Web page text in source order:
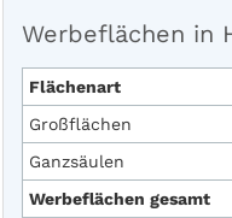
Werbeflächen in
Flächenart
Großflächen
Ganzsäulen
Werbeflächen gesamt